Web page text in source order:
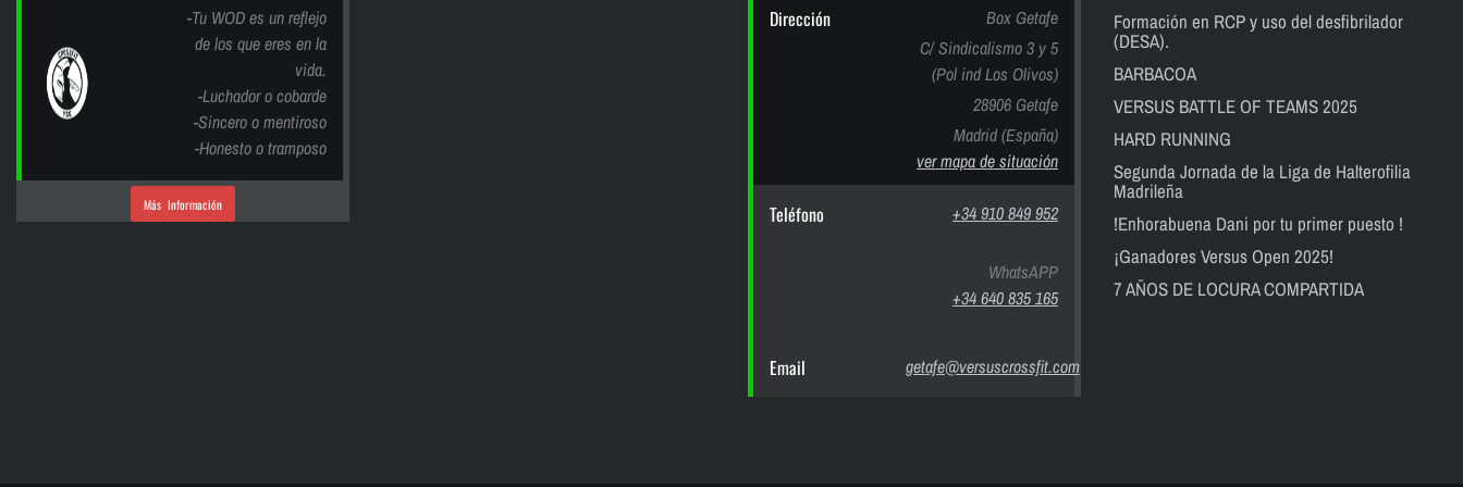
-Tu WOD es un reflejo
de los que eres en la
vida.
-Luchador o cobarde
-Sincero o mentiroso
-Honesto o tramposo
Más Información
Dirección
Box Getafe
C/ Sindicalismo 3 y 5
(Pol ind Los Olivos)
28906 Getafe
Madrid (España)
ver mapa de situación
Teléfono +34 910 849 952
WhatsAPP
+34 640 835 165
Email getafe@versuscrossfit.com
Formación en RCP y uso del desfibrilador
(DESA).
BARBACOA
VERSUS BATTLE OF TEAMS 2025
HARD RUNNING
Segunda Jornada de la Liga de Halterofilia
Madrileña
!Enhorabuena Dani por tu primer puesto !
¡Ganadores Versus Open 2025!
7 AÑOS DE LOCURA COMPARTIDA